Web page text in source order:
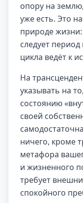
опору на
уже есть. Это
природе
следует
цикла ведёт к
На
указывать на
состоянию
своей
ничего, кроме
метафора
и жизненного
требует
спокойного